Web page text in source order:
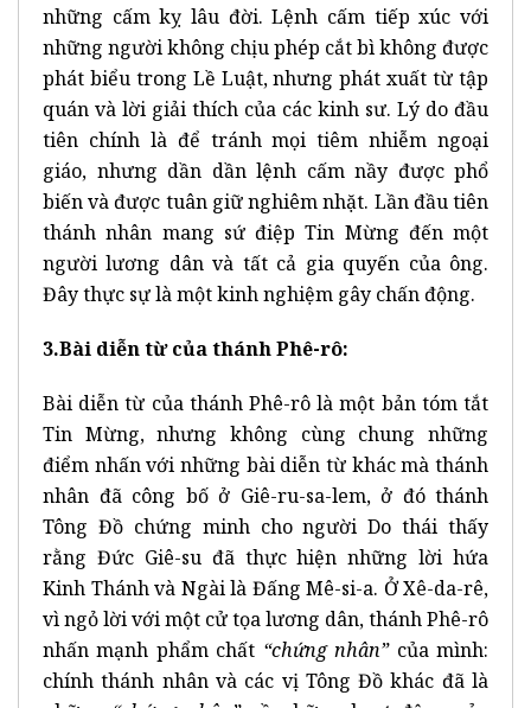
những cấm kỵ lâu đời. Lệnh cấm tiếp xúc với
những người không chịu phép cắt bì không được
phát biểu trong Lề Luật, nhưng phát xuất từ tập
quán và lời giải thích của các kinh sư. Lý do đầu
tiên chính là để tránh mọi tiêm nhiễm ngoại
giáo, nhưng dần dần lệnh cấm nầy được phổ
biến và được tuân giữ nghiêm nhặt. Lần đầu tiên
thánh nhân mang sứ điệp Tin Mừng đến một
người lương dân và tất cả gia quyến của ông.
Đây thực sự là một kinh nghiệm gây chấn động.
3.Bài diễn từ của thánh Phê-rô:
Bài diễn từ của thánh Phê-rô là một bản tóm tắt
Tin Mừng, nhưng không cùng chung những
điểm nhấn với những bài diễn từ khác mà thánh
nhân đã công bố ở Giê-ru-sa-lem, ở đó thánh
Tông Đồ chứng minh cho người Do thái thấy
rằng Đức Giê-su đã thực hiện những lời hứa
Kinh Thánh và Ngài là Đấng Mê-si-a. Ở Xê-da-rê,
vì ngỏ lời với một cử tọa lương dân, thánh Phê-rô
nhấn mạnh phẩm chất “chứng nhân”của mình:
chính thánh nhân và các vị Tông Đồ khác đã là